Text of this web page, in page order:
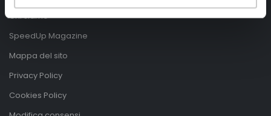
Chi siamo
SpeedUp Magazine
Mappa del sito
Privacy Policy
Cookies Policy